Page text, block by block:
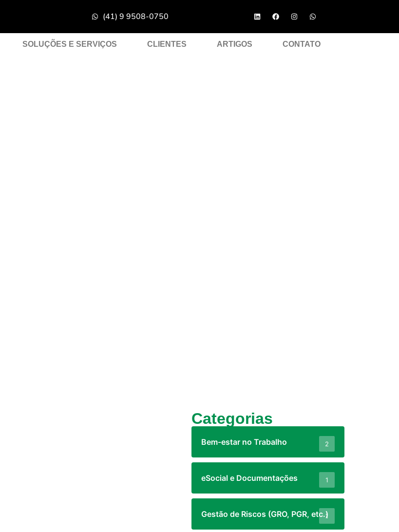
(41) 9 9508-0750
SOLUÇÕES E SERVIÇOS CLIENTES ARTIGOS CONTATO
Categorias
Bem-estar no Trabalho 2
eSocial e Documentações 1
Gestão de Riscos (GRO, PGR, etc.)
1